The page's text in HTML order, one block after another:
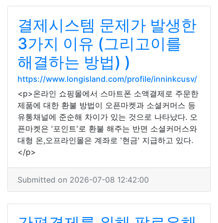
결제시스템 문제가 발생한
3가지 이유 (그리고이를
해결하는 방법) )
https://www.longisland.com/profile/inninkcusv/
<p>온라인 쇼핑몰에서 스마트폰 소액결제로 주문한
제품에 대한 환불 방법이 오픈마켓과 소셜커머스 등
유통채널에 준순해 차이가 있는 것으로 나타났다. 오
픈마켓은 '포인트'로 환불 해주는 반면 소셜커머스와
대형 온,오프라인몰은 계좌로 '현금' 지급하고 있다.
</p>
Submitted on 2026-07-08 12:42:00